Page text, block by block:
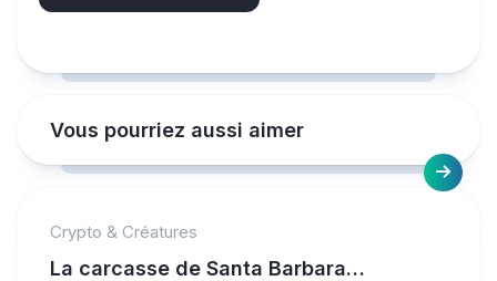
Vous pourriez aussi aimer
Crypto & Créatures
La carcasse de Santa Barbara…